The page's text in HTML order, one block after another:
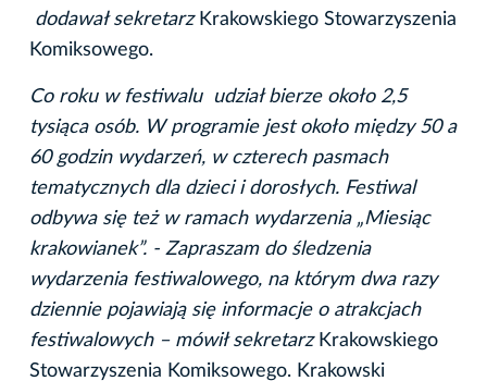
dodawał sekretarzKrakowskiego Stowarzyszenia
Komiksowego.
Co roku w festiwalu udział bierze około 2,5
tysiąca osób. W programie jest około między 50 a
60 godzin wydarzeń, w czterech pasmach
tematycznych dla dzieci i dorosłych. Festiwal
odbywa się też w ramach wydarzenia „Miesiąc
krakowianek”. - Zapraszam do śledzenia
wydarzenia festiwalowego, na którym dwa razy
dziennie pojawiają się informacje o atrakcjach
festiwalowych – mówił sekretarzKrakowskiego
Stowarzyszenia Komiksowego. Krakowski